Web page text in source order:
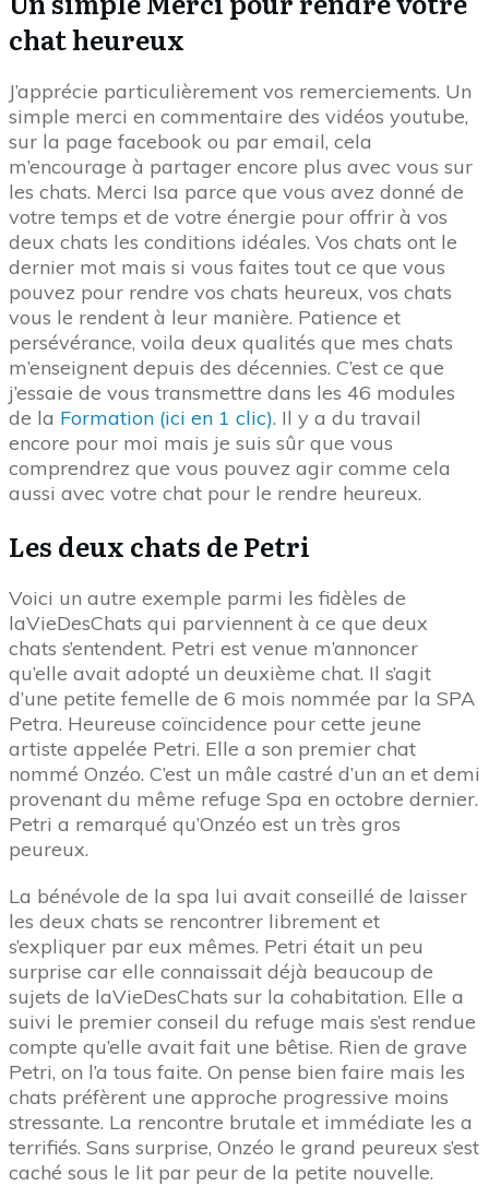
chat heureux
J’apprécie particulièrement vos remerciements. Un
simple merci en commentaire des vidéos youtube,
sur la page facebook ou par email, cela
m’encourage à partager encore plus avec vous sur
les chats. Merci Isa parce que vous avez donné de
votre temps et de votre énergie pour offrir à vos
deux chats les conditions idéales. Vos chats ont le
dernier mot mais si vous faites tout ce que vous
pouvez pour rendre vos chats heureux, vos chats
vous le rendent à leur manière. Patience et
persévérance, voila deux qualités que mes chats
m’enseignent depuis des décennies. C’est ce que
j’essaie de vous transmettre dans les 46 modules
de la Formation (ici en 1 clic). Il y a du travail
encore pour moi mais je suis sûr que vous
comprendrez que vous pouvez agir comme cela
aussi avec votre chat pour le rendre heureux.
Les deux chats de Petri
Voici un autre exemple parmi les fidèles de
laVieDesChats qui parviennent à ce que deux
chats s’entendent. Petri est venue m’annoncer
qu’elle avait adopté un deuxième chat. Il s’agit
d’une petite femelle de 6 mois nommée par la SPA
Petra. Heureuse coïncidence pour cette jeune
artiste appelée Petri. Elle a son premier chat
nommé Onzéo. C’est un mâle castré d’un an et demi
provenant du même refuge Spa en octobre dernier.
Petri a remarqué qu’Onzéo est un très gros
peureux.
La bénévole de la spa lui avait conseillé de laisser
les deux chats se rencontrer librement et
s’expliquer par eux mêmes. Petri était un peu
surprise car elle connaissait déjà beaucoup de
sujets de laVieDesChats sur la cohabitation. Elle a
suivi le premier conseil du refuge mais s’est rendue
compte qu’elle avait fait une bêtise. Rien de grave
Petri, on l’a tous faite. On pense bien faire mais les
chats préfèrent une approche progressive moins
stressante. La rencontre brutale et immédiate les a
terrifiés. Sans surprise, Onzéo le grand peureux s’est
caché sous le lit par peur de la petite nouvelle.